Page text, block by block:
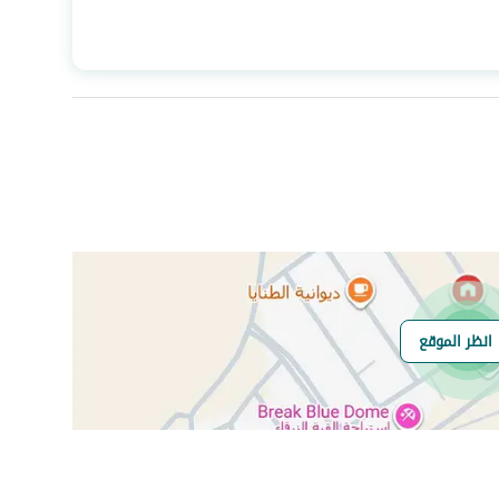
عدد الغرف
2
هل يوجد اي التزام
على العقار ؟
لا
مطابقة لكود البناء -
انظر الموقع